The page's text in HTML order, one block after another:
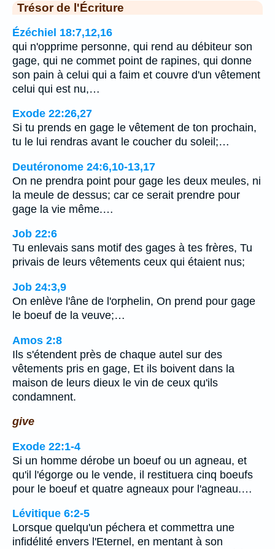
Trésor de l'Écriture
Ézéchiel 18:7,12,16
qui n'opprime personne, qui rend au débiteur son
gage, qui ne commet point de rapines, qui donne
son pain à celui qui a faim et couvre d'un vêtement
celui qui est nu,…
Exode 22:26,27
Si tu prends en gage le vêtement de ton prochain,
tu le lui rendras avant le coucher du soleil;…
Deutéronome 24:6,10-13,17
On ne prendra point pour gage les deux meules, ni
la meule de dessus; car ce serait prendre pour
gage la vie même.…
Job 22:6
Tu enlevais sans motif des gages à tes frères, Tu
privais de leurs vêtements ceux qui étaient nus;
Job 24:3,9
On enlève l'âne de l'orphelin, On prend pour gage
le boeuf de la veuve;…
Amos 2:8
Ils s'étendent près de chaque autel sur des
vêtements pris en gage, Et ils boivent dans la
maison de leurs dieux le vin de ceux qu'ils
condamnent.
give
Exode 22:1-4
Si un homme dérobe un boeuf ou un agneau, et
qu'il l'égorge ou le vende, il restituera cinq boeufs
pour le boeuf et quatre agneaux pour l'agneau.…
Lévitique 6:2-5
Lorsque quelqu'un péchera et commettra une
infidélité envers l'Eternel, en mentant à son